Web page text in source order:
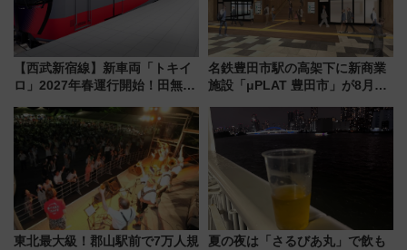
【西武新宿線】新車両「トキイ
ロ」2027年春運行開始！田無・
「第2弾」も
名鉄豊田市駅の高架下に新商業
施設「μPLAT 豊田市」が8月26
たな玄関口へ
東北最大級！郡山駅前で7万人規
夏の夜は「さるびあ丸」で飲も